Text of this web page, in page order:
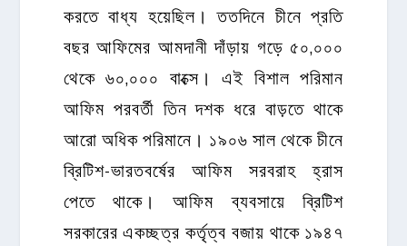
করতে বাধ্য হয়েছিল। ততদিনে চীনে প্রতি
বছর আফিমের আমদানী দাঁড়ায় গড়ে ৫০,০০০
থেকে ৬০,০০০ বাক্সে। এই বিশাল পরিমান
আফিম পরবর্তী তিন দশক ধরে বাড়তে থাকে
আরো অধিক পরিমানে। ১৯০৬ সাল থেকে চীনে
ব্রিটিশ-ভারতবর্ষের আফিম সরবরাহ হ্রাস
পেতে থাকে। আফিম ব্যবসায়ে ব্রিটিশ
সরকারের একচ্ছত্র কর্তৃত্ব বজায় থাকে ১৯৪৭